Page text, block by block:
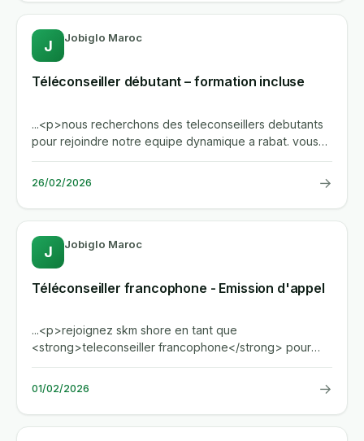
J Jobiglo Maroc
Téléconseiller débutant – formation incluse
...<p>nous recherchons des teleconseillers debutants
pour rejoindre notre equipe dynamique a rabat. vous
serez forme sur...
26/02/2026 →
J Jobiglo Maroc
Téléconseiller francophone - Emission d'appel
...<p>rejoignez skm shore en tant que
<strong>teleconseiller francophone</strong> pour
l'emission d'appels depuis notre...
01/02/2026 →